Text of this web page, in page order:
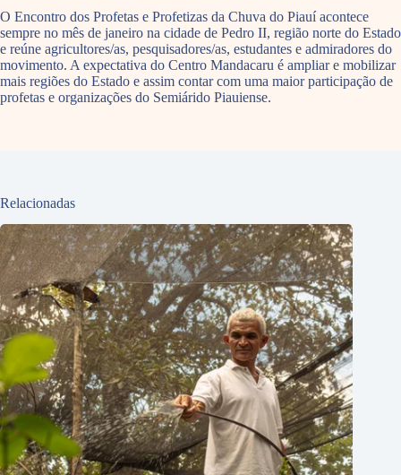
O Encontro dos Profetas e Profetizas da Chuva do Piauí acontece
sempre no mês de janeiro na cidade de Pedro II, região norte do Estado
e reúne agricultores/as, pesquisadores/as, estudantes e admiradores do
movimento. A expectativa do Centro Mandacaru é ampliar e mobilizar
mais regiões do Estado e assim contar com uma maior participação de
profetas e organizações do Semiárido Piauiense.
Relacionadas